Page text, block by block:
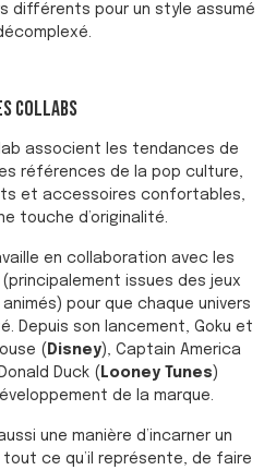
différents pour un style assumé
COLLABS
associent les tendances de
références de la pop culture,
et accessoires confortables,
touche d’originalité.
en collaboration avec les
issues des jeux
pour que chaque univers
Depuis son lancement, Goku et
( Disney), Captain America
Duck ( Looney Tunes)
de la marque.
une manière d’incarner un
ce qu’il représente, de faire